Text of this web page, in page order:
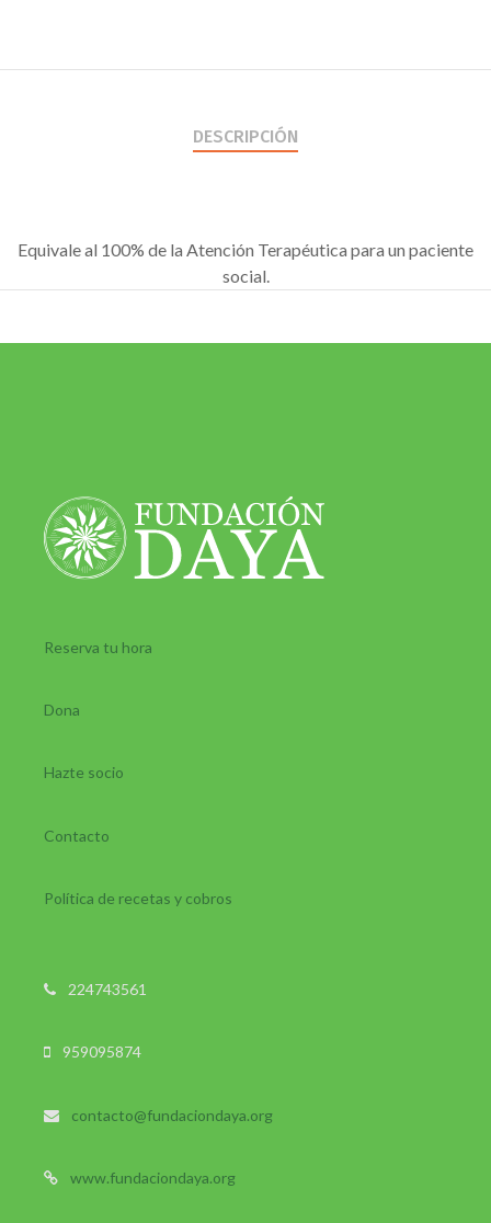
DESCRIPCIÓN
Equivale al 100% de la Atención Terapéutica para un paciente
social.
Reserva tu hora
Dona
Hazte socio
Contacto
Política de recetas y cobros
224743561
959095874
contacto@fundaciondaya.org
www.fundaciondaya.org